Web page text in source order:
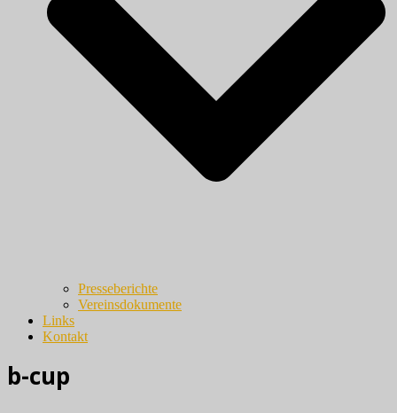
Presseberichte
Vereinsdokumente
Links
Kontakt
b-cup